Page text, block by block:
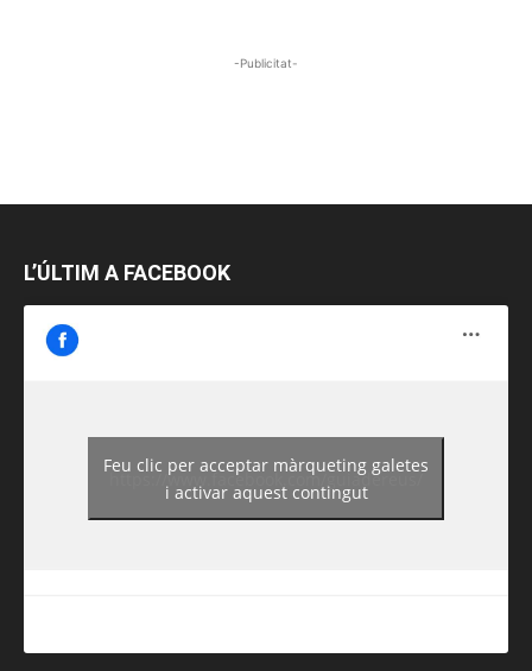
-Publicitat-
L’ÚLTIM A FACEBOOK
https://www.facebook.com/guiadereus/
Feu clic per acceptar màrqueting galetes
i activar aquest contingut